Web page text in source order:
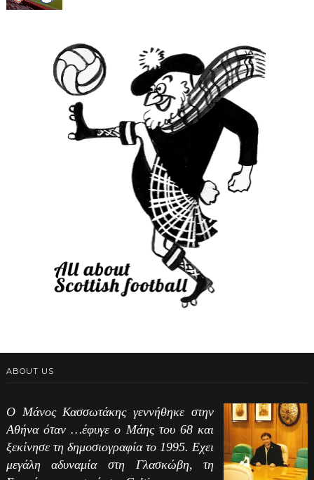
ABOUT US
Ο Μάνος Κασσωτάκης γεννήθηκε στην
Αθήνα όταν …έφυγε ο Μάης του 68 και
ξεκίνησε τη δημοσιογραφία το 1995. Εχει
μεγάλη αδυναμία στη Γλασκώβη, τη